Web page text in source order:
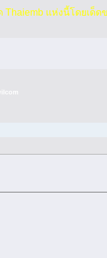
Thaiemb แห่งนี้โดยเด็ด